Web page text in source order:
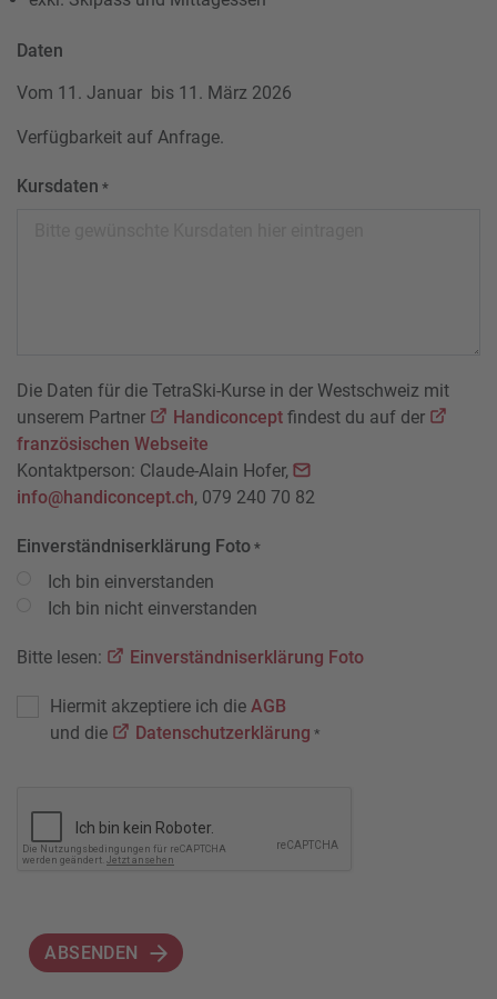
Daten
Vom 11. Januar bis 11. März 2026
Verfügbarkeit auf Anfrage.
Kursdaten *
Die Daten für die TetraSki-Kurse in der Westschweiz mit
unserem Partner
Handiconcept findest du auf der
französischen Webseite
Kontaktperson: Claude-Alain Hofer,
info@handiconcept.ch, 079 240 70 82
Einverständniserklärung Foto *
Ich bin einverstanden
Ich bin nicht einverstanden
Bitte lesen: Einverständniserklärung Foto
Hiermit akzeptiere ich dieAGB
und die
Datenschutzerklärung *
ABSENDEN